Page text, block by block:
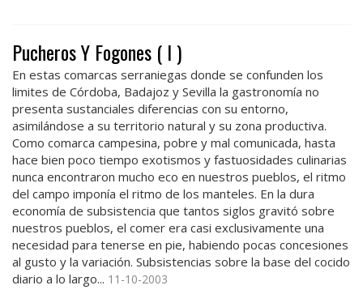
Pucheros Y Fogones ( I )
En estas comarcas serraniegas donde se confunden los
limites de Córdoba, Badajoz y Sevilla la gastronomía no
presenta sustanciales diferencias con su entorno,
asimilándose a su territorio natural y su zona productiva.
Como comarca campesina, pobre y mal comunicada, hasta
hace bien poco tiempo exotismos y fastuosidades culinarias
nunca encontraron mucho eco en nuestros pueblos, el ritmo
del campo imponía el ritmo de los manteles. En la dura
economía de subsistencia que tantos siglos gravitó sobre
nuestros pueblos, el comer era casi exclusivamente una
necesidad para tenerse en pie, habiendo pocas concesiones
al gusto y la variación. Subsistencias sobre la base del cocido
diario a lo largo... 11-10-2003